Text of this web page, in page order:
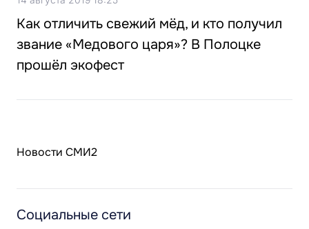
Как отличить свежий мёд, и кто получил
звание «Медового царя»? В Полоцке
прошёл экофест
Новости СМИ2
Социальные сети